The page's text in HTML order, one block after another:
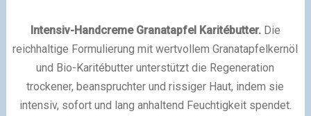
Intensiv-Handcreme Granatapfel Karitébutter. Die
reichhaltige Formulierung mit wertvollem Granatapfelkernöl
und Bio-Karitébutter unterstützt die Regeneration
trockener, beanspruchter und rissiger Haut, indem sie
intensiv, sofort und lang anhaltend Feuchtigkeit spendet.